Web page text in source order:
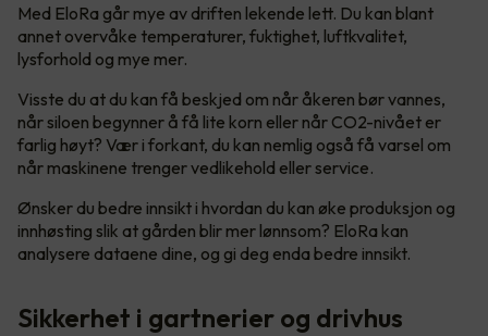
Med EloRa går mye av driften lekende lett. Du kan blant
annet overvåke temperaturer, fuktighet, luftkvalitet,
lysforhold og mye mer.
Visste du at du kan få beskjed om når åkeren bør vannes,
når siloen begynner å få lite korn eller når CO2-nivået er
farlig høyt? Vær i forkant, du kan nemlig også få varsel om
når maskinene trenger vedlikehold eller service.
Ønsker du bedre innsikt i hvordan du kan øke produksjon og
innhøsting slik at gården blir mer lønnsom? EloRa kan
analysere dataene dine, og gi deg enda bedre innsikt.
Sikkerhet i gartnerier og drivhus